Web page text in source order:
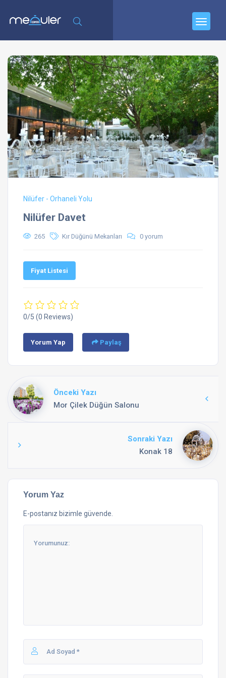
Nilüfer - Orhaneli Yolu
Nilüfer Davet
265 Kır Düğünü Mekanları 0 yorum
Fiyat Listesi
0/5 (0 Reviews)
Yorum Yap Paylaş
Önceki Yazı
Mor Çilek Düğün Salonu
Sonraki Yazı
Konak 18
Yorum Yaz
E-postanız bizimle güvende.